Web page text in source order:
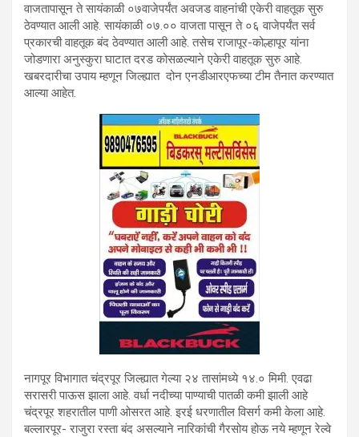
वाजतापासून ते सायंकाळी ०७वाजेपर्यंत अवजड वाहनांची एकेरी वाहतूक सुरु
ठेवण्यात आली आहे. सायंकाळी ०७.०० वाजता पासून ते ०६ वाजेपर्यंत सर्व
प्रकारची वाहतूक बंद ठेवण्यात आली आहे. तसेच राजापूर-कोल्हापूर यांना
जोडणारा अनुस्कुरा घाटात दरड कोसळल्याने एकेरी वाहतूक सुरु आहे.
खबरदारीचा उपाय म्हणून जिल्ह्यात दोन एनडीआरएफच्या टीम तैनात करण्यात
आल्या आहेत.
नागपूर विभागात चंद्रपूर जिल्ह्यात गेल्या २४ तासांमध्ये १४.० मिमी. एवढा
सरासरी पाऊस झाला आहे. वर्धा नदीच्या पाण्याची पातळी कमी झाली आहे
चंद्रपूर शहरातील पाणी ओसरत आहे. इरई धरणातील विसर्ग कमी केला आहे.
बल्लारपूर- राजुरा रस्ता बंद असल्याने नारिकांची गैरसोय होऊ नये म्हणून रेल्वे